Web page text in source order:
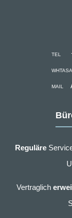
TEL
MAIL
Reguläre
Vertraglich